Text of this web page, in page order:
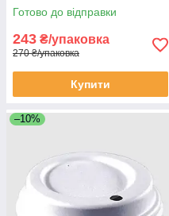
Готово до відправки
243 ₴/упаковка
270 ₴/упаковка
Купити
–10%